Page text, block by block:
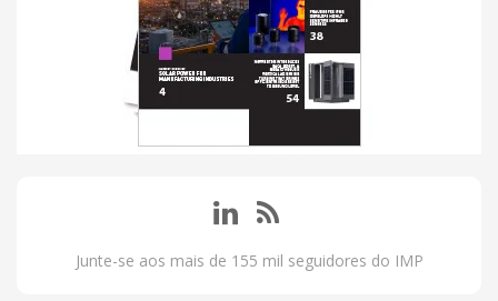
Junte-se aos mais de 155 mil seguidores do IMP